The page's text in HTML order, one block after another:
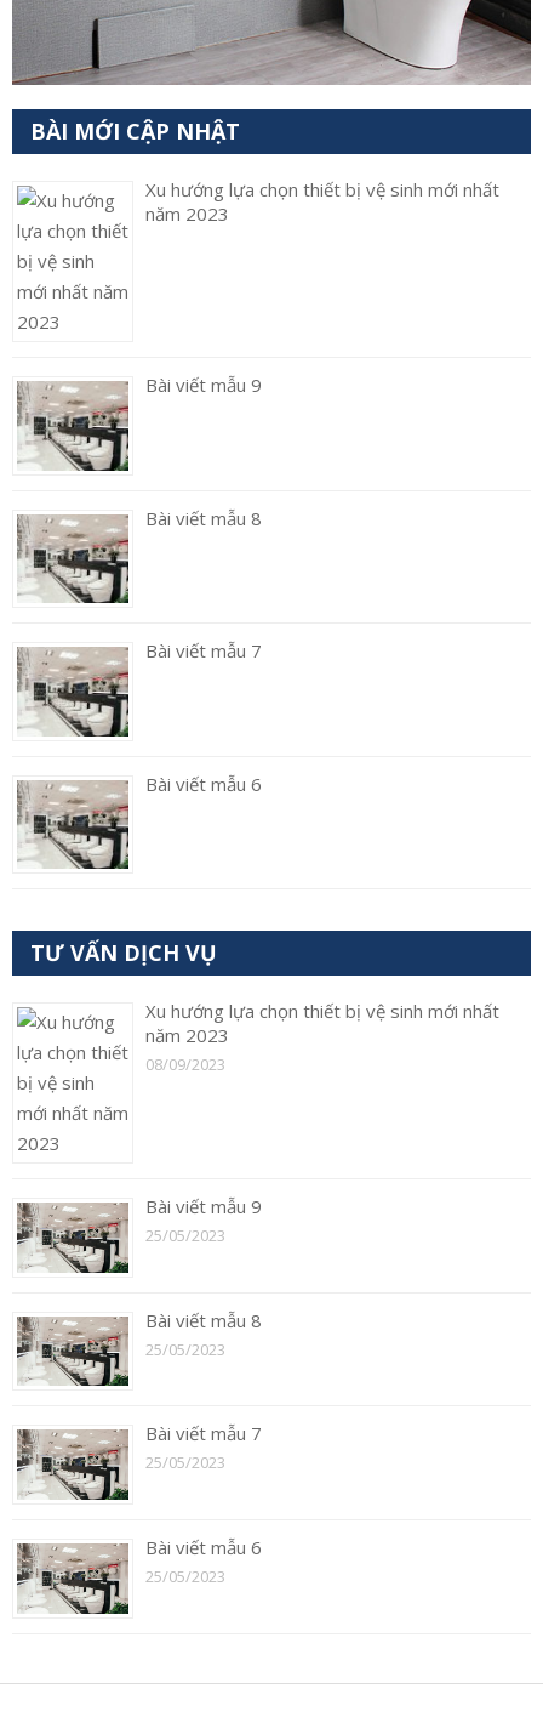
BÀI MỚI CẬP NHẬT
Xu hướng lựa chọn thiết bị vệ sinh mới nhất
năm 2023
Bài viết mẫu 9
Bài viết mẫu 8
Bài viết mẫu 7
Bài viết mẫu 6
TƯ VẤN DỊCH VỤ
Xu hướng lựa chọn thiết bị vệ sinh mới nhất
năm 2023
08/09/2023
Bài viết mẫu 9
25/05/2023
Bài viết mẫu 8
25/05/2023
Bài viết mẫu 7
25/05/2023
Bài viết mẫu 6
25/05/2023